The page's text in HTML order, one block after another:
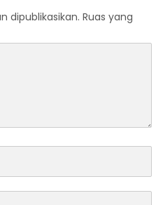
dipublikasikan. Ruas yang